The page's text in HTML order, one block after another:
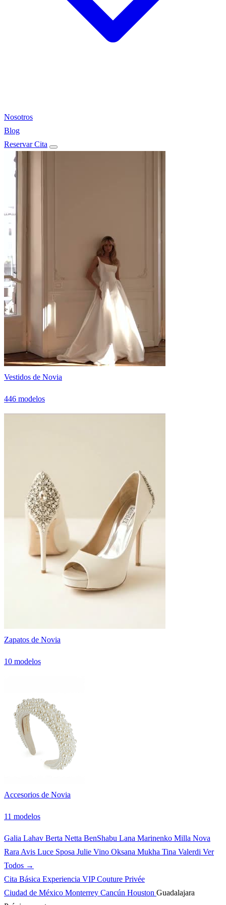
Nosotros
Blog
Reservar Cita
Vestidos de Novia
446 modelos
Zapatos de Novia
10 modelos
Accesorios de Novia
11 modelos
Galia Lahav Berta Netta BenShabu Lana Marinenko Milla Nova
Rara Avis Luce Sposa Julie Vino Oksana Mukha Tina Valerdi Ver
Todos →
Cita Básica Experiencia VIPCouture Privée
Ciudad de México Monterrey Cancún Houston Guadalajara